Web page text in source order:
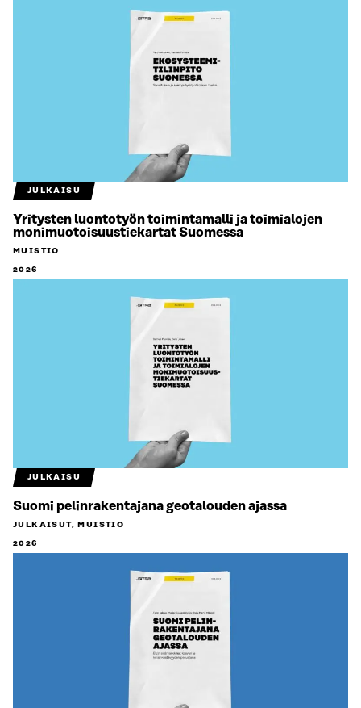
JULKAISU
Yritysten luontotyön toimintamalli ja toimialojen
monimuotoisuustiekartat Suomessa
MUISTIO
2026
JULKAISU
Suomi pelinrakentajana geotalouden ajassa
JULKAISUT, MUISTIO
2026